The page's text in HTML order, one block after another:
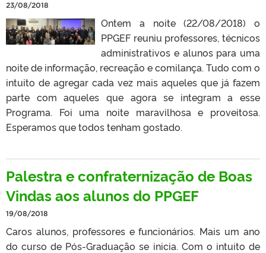
23/08/2018
Ontem a noite (22/08/2018) o
PPGEF reuniu professores, técnicos
administrativos e alunos para uma
noite de informação, recreação e comilança. Tudo com o
intuito de agregar cada vez mais aqueles que já fazem
parte com aqueles que agora se integram a esse
Programa. Foi uma noite maravilhosa e proveitosa.
Esperamos que todos tenham gostado.
Palestra e confraternização de Boas
Vindas aos alunos do PPGEF
19/08/2018
Caros alunos, professores e funcionários. Mais um ano
do curso de Pós-Graduação se inicia. Com o intuito de